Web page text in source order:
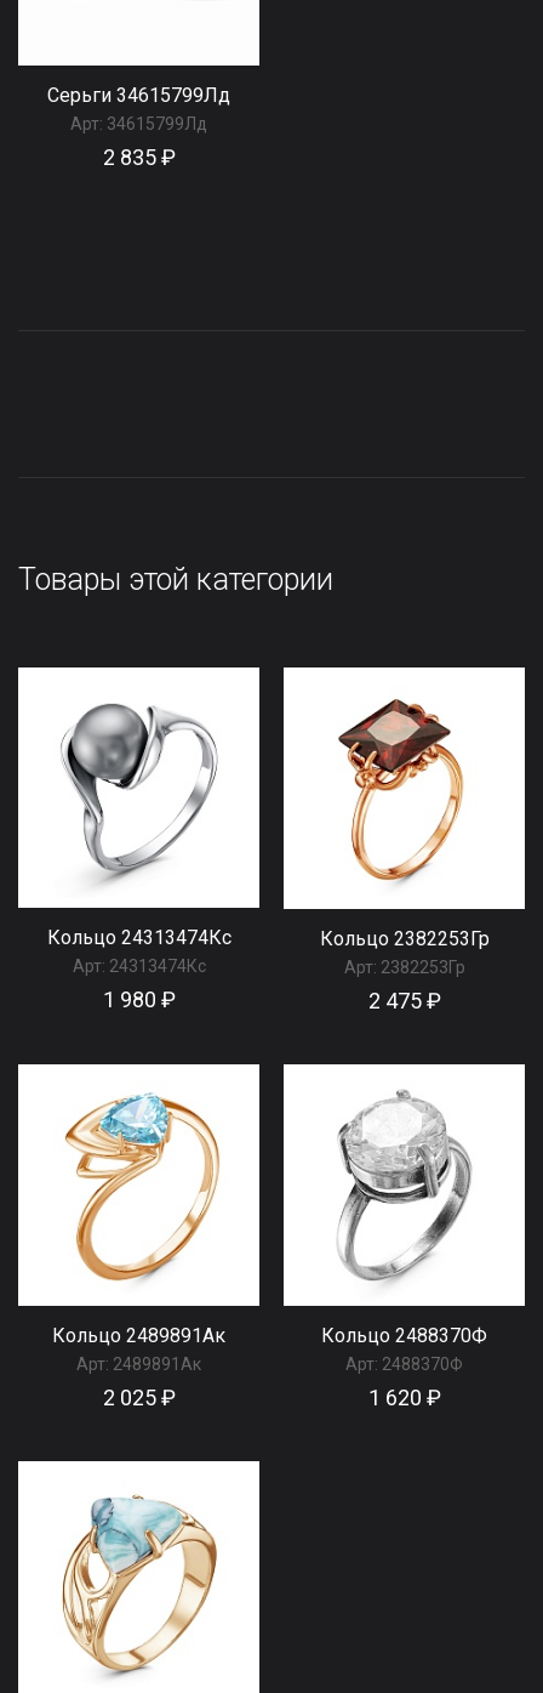
Серьги 34615799Лд
Арт: 34615799Лд
2 835 ₽
Товары этой категории
Кольцо 24313474Кс
Арт: 24313474Кс
1 980 ₽
Кольцо 2382253Гр
Арт: 2382253Гр
2 475 ₽
Кольцо 2489891Ак
Арт: 2489891Ак
2 025 ₽
Кольцо 2488370Ф
Арт: 2488370Ф
1 620 ₽